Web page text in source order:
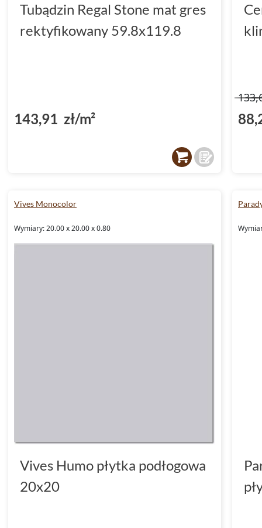
Tubądzin Regal Stone mat gres
rektyfikowany 59.8x119.8
143,91 zł/m²
Vives Monocolor
Wymiary: 20.00 x 20.00 x 0.80
Vives Humo płytka podłogowa
20x20